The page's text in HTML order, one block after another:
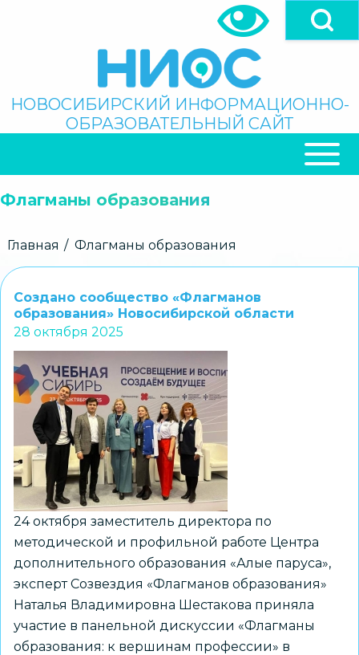
Поиск
НОВОСИБИРСКИЙ ИНФОРМАЦИОННО-
ОБРАЗОВАТЕЛЬНЫЙ САЙТ
НАВИГАЦИЯ
Флагманы образования
Строка
Главная Флагманы образования
Создано сообщество «Флагманов
образования» Новосибирской области
28 октября 2025
24 октября заместитель директора по
методической и профильной работе Центра
дополнительного образования «Алые паруса»,
эксперт Созвездия «Флагманов образования»
Наталья Владимировна Шестакова приняла
участие в панельной дискуссии «Флагманы
образования: к вершинам профессии» в